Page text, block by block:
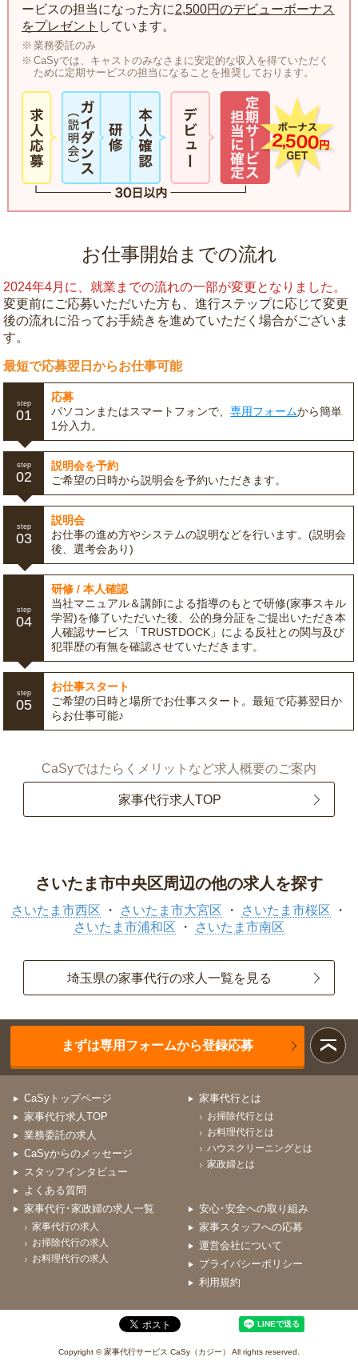
ービスの担当になった方に2,500円のデビューボーナス
をプレゼント しています。
業務委託のみ
CaSyでは、キャストのみなさまに安定的な収入を得ていただく
ために定期サービスの担当になることを推奨しております。
お仕事開始までの流れ
2024年4月に、就業までの流れの一部が変更となりました。
変更前にご応募いただいた方も、進行ステップに応じて変更
後の流れに沿ってお手続きを進めていただく場合がございま
す。
最短で応募翌日からお仕事可能
step
01
応募
パソコンまたはスマートフォンで、専用フォームから簡単
1分入力。
step
02
説明会を予約
ご希望の日時から説明会を予約いただきます。
step
03
説明会
お仕事の進め方やシステムの説明などを行います。(説明会
後、選考会あり)
step
04
研修 / 本人確認
当社マニュアル＆講師による指導のもとで研修(家事スキル
学習)を修了いただいた後、公的身分証をご提出いただき本
人確認サービス「TRUSTDOCK」による反社との関与及び
犯罪歴の有無を確認させていただきます。
step
05
お仕事スタート
ご希望の日時と場所でお仕事スタート。最短で応募翌日か
らお仕事可能♪
CaSyではたらくメリットなど求人概要のご案内
家事代行求人TOP
さいたま市中央区周辺の他の求人を探す
さいたま市西区 さいたま市大宮区
さいたま市桜区
さいたま市浦和区
さいたま市南区
埼玉県の家事代行の求人一覧を見る
まずは専用フォームから登録応募
CaSyトップページ
家事代行求人TOP
業務委託の求人
CaSyからのメッセージ
スタッフインタビュー
よくある質問
家事代行とは
お掃除代行とは
お料理代行とは
ハウスクリーニングとは
家政婦とは
家事代行･家政婦の求人一覧
家事代行の求人
お掃除代行の求人
お料理代行の求人
安心･安全への取り組み
家事スタッフへの応募
運営会社について
プライバシーポリシー
利用規約
Copyright © 家事代行サービス CaSy（カジー） All rights reserved.